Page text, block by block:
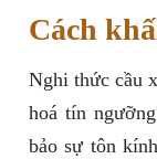
Cách
Nghi thức cầu
hoá tín
bảo sự tôn